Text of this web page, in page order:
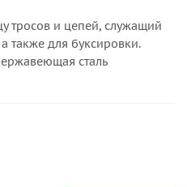
тросов и цепей, служащий
также для буксировки.
сталь